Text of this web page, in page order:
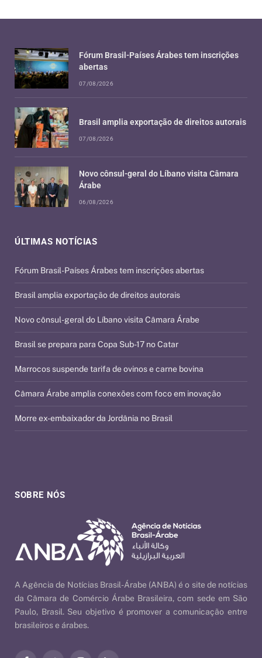
SOBRE NÓS
A Agência de Notícias Brasil-Árabe (ANBA) é o site de notícias
da Câmara de Comércio Árabe Brasileira, com sede em São
Paulo, Brasil. Seu objetivo é promover a comunicação entre
brasileiros e árabes.
ÚLTIMAS NOTÍCIAS
Fórum Brasil-Países Árabes tem inscrições abertas
Brasil amplia exportação de direitos autorais
Novo cônsul-geral do Líbano visita Câmara Árabe
Brasil se prepara para Copa Sub-17 no Catar
Marrocos suspende tarifa de ovinos e carne bovina
Câmara Árabe amplia conexões com foco em inovação
Morre ex-embaixador da Jordânia no Brasil
Fórum Brasil-Países Árabes tem inscrições
abertas
07/08/2026
Brasil amplia exportação de direitos autorais
07/08/2026
Novo cônsul-geral do Líbano visita Câmara
Árabe
06/08/2026